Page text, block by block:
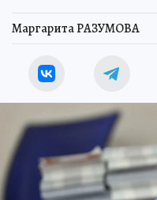
Маргарита РАЗУМОВА